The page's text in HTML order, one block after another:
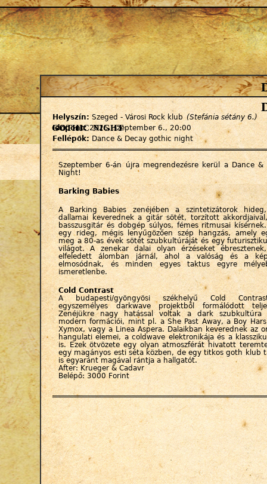
Jump to navigation
gothic night
Helyszín:Szeged - Városi Rock klub (Stefánia sétány 6.)
Időpont:2025. szeptember 6., 20:00
Fellépők: Dance & Decay gothic night
Szeptember 6-án újra megrendezésre kerül a Dance &
Night!
Barking Babies
A Barking Babies zenéjében a szintetizátorok
dallamai keverednek a gitár sötét, torzított
basszusgitár és dobgép súlyos, fémes ritmusai
egy rideg, mégis lenyűgözően szép hangzás, amely
meg a 80-as évek sötét szubkultúráját és egy
világot. A zenekar dalai olyan érzéseket
elfeledett álomban járnál, ahol a valóság és a
elmosódnak, és minden egyes taktus egyre
ismeretlenbe.
Cold Contrast
A budapesti/gyöngyösi székhelyű Cold
egyszemélyes darkwave projektből formálódott
Zenéjükre nagy hatással voltak a dark szubkultúra
modern formációi, mint pl. a She Past Away, a Boy
Xymox, vagy a Linea Aspera. Dalaikban keverednek az
hangulati elemei, a coldwave elektronikája és a
is. Ezek ötvözete egy olyan atmoszférát hivatott
egy magányos esti séta közben, de egy titkos goth klub
is egyaránt magával rántja a hallgatót.
After: Krueger & Cadavr
Belépő: 3000 Forint